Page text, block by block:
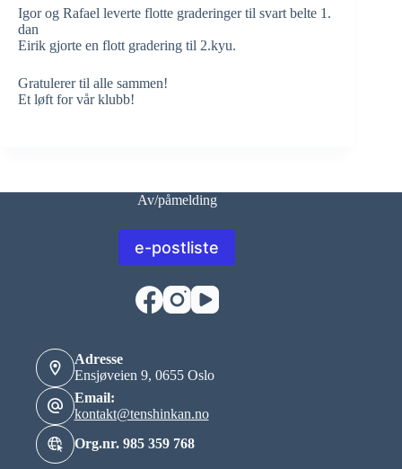
Igor og Rafael leverte flotte graderinger til svart belte 1.
dan
Eirik gjorte en flott gradering til 2.kyu.
Gratulerer til alle sammen!
Et løft for vår klubb!
Av/påmelding
e-postliste
Adresse
Ensjøveien 9, 0655 Oslo
Email:
kontakt@tenshinkan.no
Org.nr. 985 359 768